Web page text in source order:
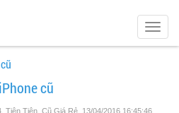
cũ
Tiên Tiên, Cũ Giá Rẻ , 13/04/2016 16:45:46